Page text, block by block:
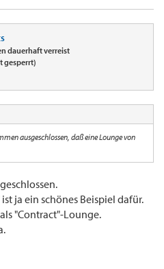
dauerhaft verreist
gesperrt)
ausgeschlossen, daß eine Lounge von
ja ein schönes Beispiel dafür.
"Contract"-Lounge.